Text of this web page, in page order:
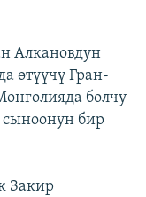
Алкановдун
өтүүчү Гран-
болчу
бир
Закир